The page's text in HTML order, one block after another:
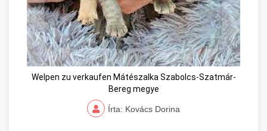
Welpen zu verkaufen Mátészalka Szabolcs-Szatmár-
Bereg megye
Írta: Kovács Dorina